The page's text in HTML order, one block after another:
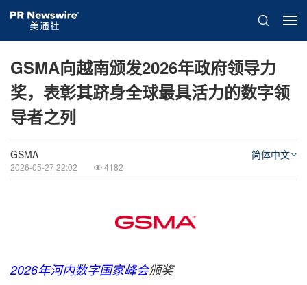
GSMA向越南颁发2026年政府领导力
奖，表彰其跻身全球最具活力的数字领
导者之列
GSMA
2026-05-27 22:02 4182
简体中文
2026年河内数字国家峰会颁奖